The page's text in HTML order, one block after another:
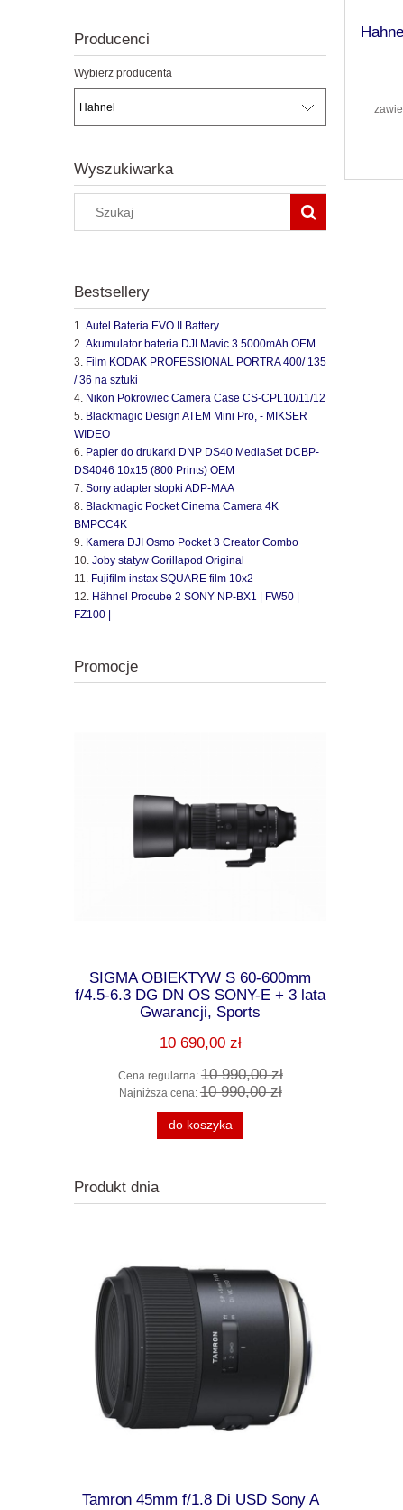
Producenci
Wybierz producenta
Wyszukiwarka
Bestsellery
Autel Bateria EVO II Battery
Akumulator bateria DJI Mavic 3 5000mAh OEM
Film KODAK PROFESSIONAL PORTRA 400/ 135
/ 36 na sztuki
Nikon Pokrowiec Camera Case CS-CPL10/11/12
Blackmagic Design ATEM Mini Pro, - MIKSER
WIDEO
Papier do drukarki DNP DS40 MediaSet DCBP-
DS4046 10x15 (800 Prints) OEM
Sony adapter stopki ADP-MAA
Blackmagic Pocket Cinema Camera 4K
BMPCC4K
Kamera DJI Osmo Pocket 3 Creator Combo
Joby statyw Gorillapod Original
Fujifilm instax SQUARE film 10x2
Hähnel Procube 2 SONY NP-BX1 | FW50 |
FZ100 |
Promocje
SIGMA OBIEKTYW S 60-600mm
f/4.5-6.3 DG DN OS SONY-E + 3 lata
Gwarancji, Sports
10 690,00 zł
Cena regularna: 10 990,00 zł
Najniższa cena: 10 990,00 zł
do koszyka
Produkt dnia
Tamron 45mm f/1.8 Di USD Sony A